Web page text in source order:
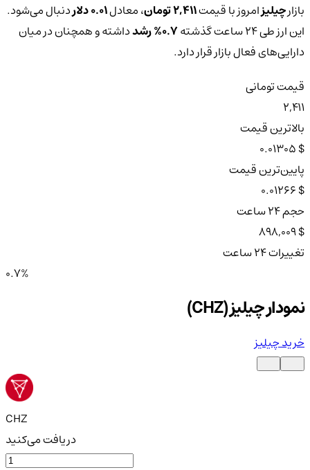
بازارچیلیزامروز با قیمت2,411 تومان ، معادل0.01 دلار
دنبال می‌شود.
این ارز طی ۲۴ ساعت گذشته
0.7% رشدداشته و همچنان در میان
دارایی‌های فعال بازار قرار دارد.
قیمت تومانی
2,411
بالاترین قیمت
$ 0.01305
پایین‌ترین قیمت
$ 0.01266
حجم ۲۴ ساعت
$ 898,009
تغییرات ۲۴ ساعت
0.7%
نمودار چیلیز (CHZ)
خرید چیلیز
CHZ
دریافت می‌کنید